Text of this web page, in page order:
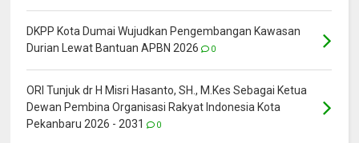
DKPP Kota Dumai Wujudkan Pengembangan Kawasan
Durian Lewat Bantuan APBN 2026
0
ORI Tunjuk dr H Misri Hasanto, SH., M.Kes Sebagai Ketua
Dewan Pembina Organisasi Rakyat Indonesia Kota
Pekanbaru 2026 - 2031
0